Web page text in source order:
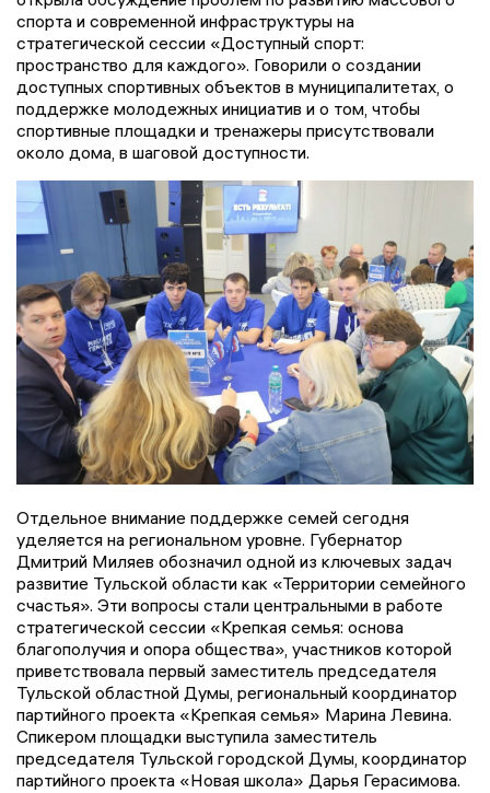
спорта и современной инфраструктуры на
стратегической сессии «Доступный спорт:
пространство для каждого». Говорили о создании
доступных спортивных объектов в муниципалитетах, о
поддержке молодежных инициатив и о том, чтобы
спортивные площадки и тренажеры присутствовали
около дома, в шаговой доступности.
Отдельное внимание поддержке семей сегодня
уделяется на региональном уровне. Губернатор
Дмитрий Миляев обозначил одной из ключевых задач
развитие Тульской области как «Территории семейного
счастья». Эти вопросы стали центральными в работе
стратегической сессии «Крепкая семья: основа
благополучия и опора общества», участников которой
приветствовала первый заместитель председателя
Тульской областной Думы, региональный координатор
партийного проекта «Крепкая семья» Марина Левина.
Спикером площадки выступила заместитель
председателя Тульской городской Думы, координатор
партийного проекта «Новая школа» Дарья Герасимова.